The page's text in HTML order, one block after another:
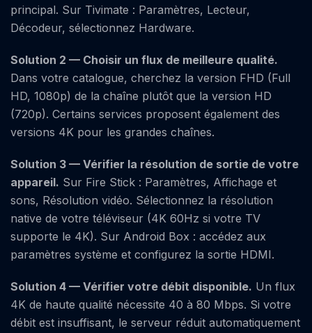
principal. Sur Tivimate : Paramètres, Lecteur,
Décodeur, sélectionnez Hardware.
Solution 2 — Choisir un flux de meilleure qualité.
Dans votre catalogue, cherchez la version FHD (Full
HD, 1080p) de la chaîne plutôt que la version HD
(720p). Certains services proposent également des
versions 4K pour les grandes chaînes.
Solution 3 — Vérifier la résolution de sortie de votre
appareil. Sur Fire Stick : Paramètres, Affichage et
sons, Résolution vidéo. Sélectionnez la résolution
native de votre téléviseur (4K 60Hz si votre TV
supporte le 4K). Sur Android Box : accédez aux
paramètres système et configurez la sortie HDMI.
Solution 4 — Vérifier votre débit disponible. Un flux
4K de haute qualité nécessite 40 à 80 Mbps. Si votre
débit est insuffisant, le serveur réduit automatiquement